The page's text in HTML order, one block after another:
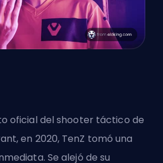
oficial del shooter táctico de
en 2020, TenZ tomó una
Se alejó de su